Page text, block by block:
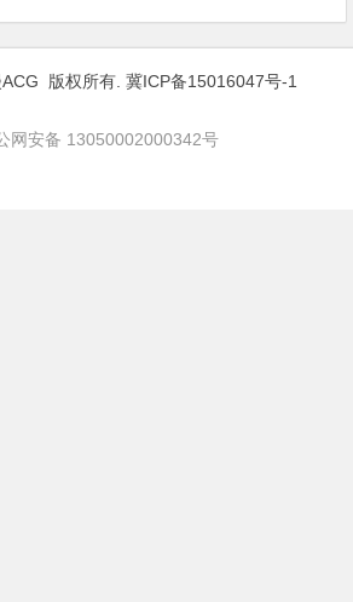
版权所有. 冀ICP备15016047号-1
网安备 13050002000342号